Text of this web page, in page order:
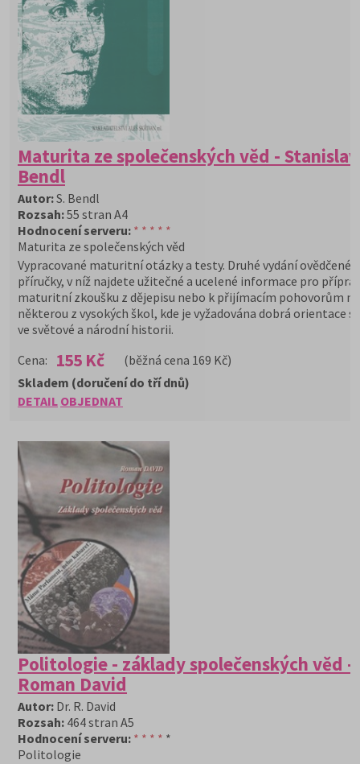
Maturita ze společenských věd - Stanislav
Bendl
Autor:S. Bendl
Rozsah:55 stran A4
Hodnocení serveru: * * * * *
Maturita ze společenských věd
Vypracované maturitní otázky a testy. Druhé vydání ovědčené
příručky, v níž najdete užitečné a ucelené informace pro
maturitní zkoušku z dějepisu nebo k přijímacím pohovorům na
některou z vysokých škol, kde je vyžadována dobrá orientace
ve světové a národní historii.
Cena:
155 Kč (běžná cena 169 Kč)
DETAIL OBJEDNAT
Skladem (doručení do tří dnů)
Politologie - základy společenských věd -
Roman David
Autor: Dr. R. David
Rozsah: 464 stran A5
Hodnocení serveru: * * * * *
Politologie